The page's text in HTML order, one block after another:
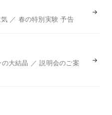
／ 春の特別実験 予告
→
大結晶 ／ 説明会のご案
→